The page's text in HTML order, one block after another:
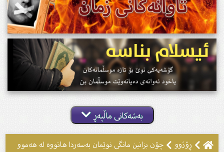
بەشەکانی ماڵپەڕ
ڕۆژوو
چۆن بزانین مانگی نوێمان بەسەردا هاتووە لە هەموو